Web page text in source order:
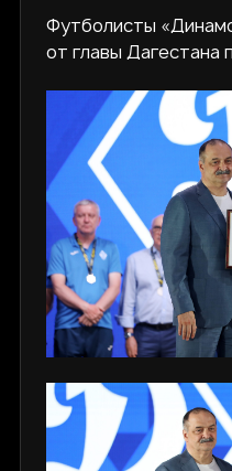
Футболисты
от главы Дагестана